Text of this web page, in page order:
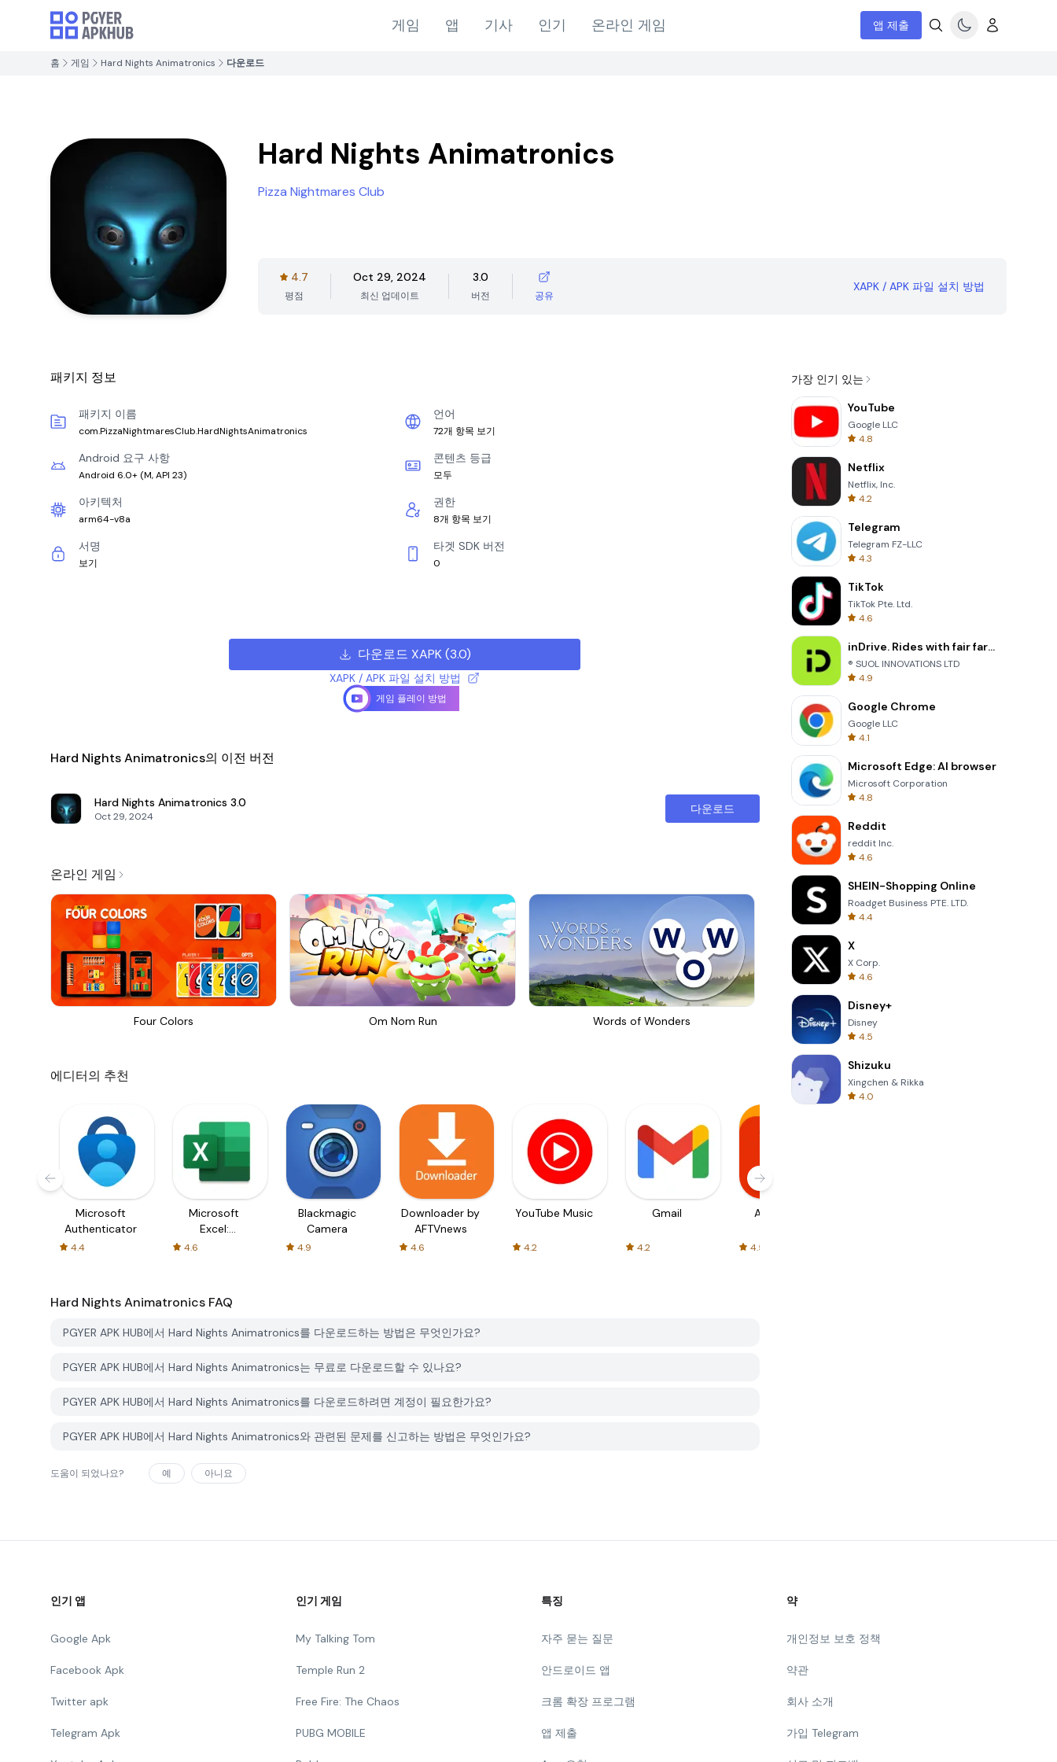
게임 앱 기사 인기 온라인 게임 앱 제출
홈 게임 Hard Nights Animatronics 다운로드
Hard Nights Animatronics
Pizza Nightmares Club
4.7
평점
Oct 29, 2024
최신 업데이트
3.0
버전 공유
XAPK / APK 파일 설치 방법
패키지 정보
패키지 이름
com.PizzaNightmaresClub.HardNightsAnimatronics
언어
72개 항목 보기
Android 요구 사항
Android 6.0+ (M, API 23)
콘텐츠 등급
모두
아키텍처
arm64-v8a
권한
8개 항목 보기
서명
보기
타겟 SDK 버전
0
다운로드 XAPK(3.0)
XAPK / APK 파일 설치 방법
게임 플레이 방법
Hard Nights Animatronics의 이전 버전
Hard Nights Animatronics 3.0
Oct 29, 2024
다운로드
온라인 게임
Four Colors Om Nom Run Words of Wonders 8 Ball Billiards Classic
에디터의 추천
Microsoft
Authenticator
4.4
Microsoft
Excel:
Spreadsheets
4.6
Blackmagic
Camera
4.9
Downloader by
AFTVnews
4.6
YouTube Music
4.2
Gmail
4.2
AliExpress
4.5
Hard Nights Animatronics FAQ
PGYER APK HUB에서 Hard Nights Animatronics를 다운로드하는 방법은 무엇인가요?
PGYER APK HUB에서 Hard Nights Animatronics는 무료로 다운로드할 수 있나요?
PGYER APK HUB에서 Hard Nights Animatronics를 다운로드하려면 계정이 필요한가요?
PGYER APK HUB에서 Hard Nights Animatronics와 관련된 문제를 신고하는 방법은 무엇인가요?
도움이 되었나요? 예 아니요
가장 인기 있는
YouTube
Google LLC
4.8
Netflix
Netflix, Inc.
4.2
Telegram
Telegram FZ-LLC
4.3
TikTok
TikTok Pte. Ltd.
4.6
inDrive. Rides with fair fares
® SUOL INNOVATIONS LTD
4.9
Google Chrome
Google LLC
4.1
Microsoft Edge: AI browser
Microsoft Corporation
4.8
Reddit
reddit Inc.
4.6
SHEIN-Shopping Online
Roadget Business PTE. LTD.
4.4
X
X Corp.
4.6
Disney+
Disney
4.5
Shizuku
Xingchen & Rikka
4.0
인기 앱
Google Apk
Facebook Apk
Twitter apk
Telegram Apk
인기 게임
My Talking Tom
Temple Run 2
Free Fire: The Chaos
PUBG MOBILE
특징
자주 묻는 질문
안드로이드 앱
크롬 확장 프로그램
앱 제출
약
개인정보 보호 정책
약관
회사 소개
가입 Telegram